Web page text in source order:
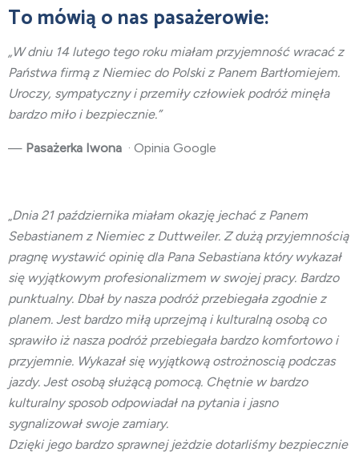
To mówią o nas pasażerowie:
„W dniu 14 lutego tego roku miałam przyjemność wracać z
Państwa firmą z Niemiec do Polski z Panem Bartłomiejem.
Uroczy, sympatyczny i przemiły człowiek podróż minęła
bardzo miło i bezpiecznie.”
— Pasażerka Iwona · Opinia Google
Dnia 21 października miałam okazję jechać z Panem
Sebastianem z Niemiec z Duttweiler. Z dużą przyjemnością
pragnę wystawić opinię dla Pana Sebastiana który wykazał
się wyjątkowym profesionalizmem w swojej pracy. Bardzo
punktualny. Dbał by nasza podróż przebiegała zgodnie z
planem. Jest bardzo miłą uprzejmą i kulturalną osobą co
sprawiło iż nasza podróż przebiegała bardzo komfortowo i
przyjemnie. Wykazał się wyjątkową ostrożnoscią podczas
jazdy. Jest osobą służącą pomocą. Chętnie w bardzo
kulturalny sposob odpowiadał na pytania i jasno
sygnalizował swoje zamiary.
Dzięki jego bardzo sprawnej jeżdzie dotarliśmy bezpiecznie